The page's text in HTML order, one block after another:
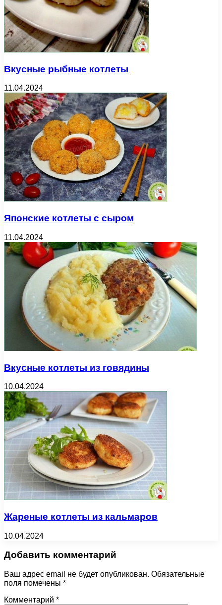
Вкусные рыбные котлеты
11.04.2024
Японские котлеты с сыром
11.04.2024
Вкусные котлеты из говядины
10.04.2024
Жареные котлеты из кальмаров
10.04.2024
Добавить комментарий
Ваш адрес email не будет опубликован. Обязательные
поля помечены *
Комментарий *